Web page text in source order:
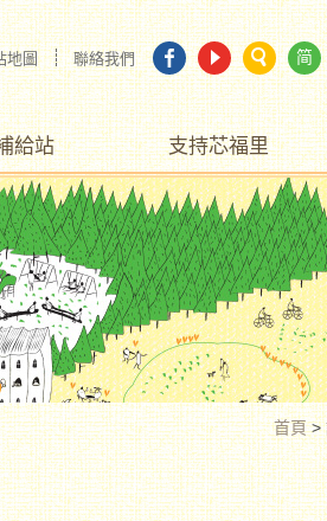
地圖 聯絡我們 简
給站 支持芯福里
首頁>